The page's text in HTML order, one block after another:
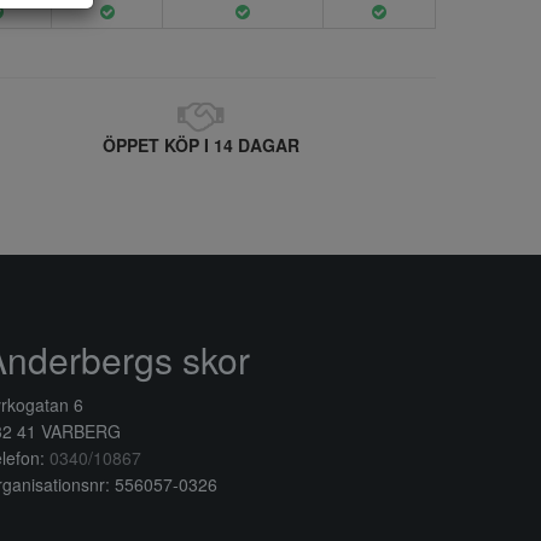
ÖPPET KÖP I 14 DAGAR
skor
6
41 VARBERG
0340/10867
556057-0326